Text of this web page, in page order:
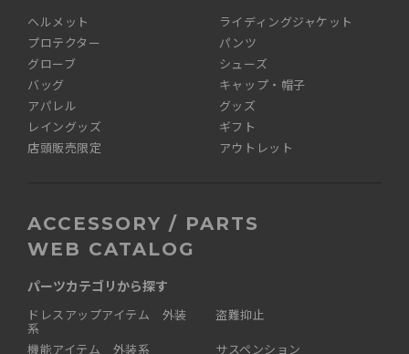
ヘルメット
ライディングジャケット
プロテクター
パンツ
グローブ
シューズ
バッグ
キャップ・帽子
アパレル
グッズ
レイングッズ
ギフト
店頭販売限定
アウトレット
ACCESSORY / PARTS
WEB CATALOG
パーツカテゴリから探す
ドレスアップアイテム 外装
系
機能アイテム 外装系
盗難抑止
サスペンション